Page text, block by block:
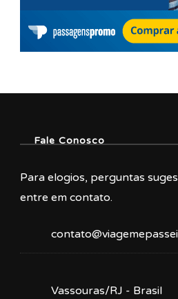
Fale Conosco
Para elogios, perguntas
entre em contato.
Vassouras/RJ - Brasil